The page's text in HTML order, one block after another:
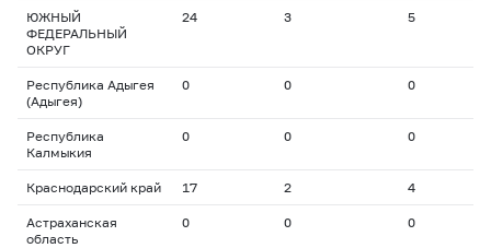
ЮЖНЫЙ
ФЕДЕРАЛЬНЫЙ
ОКРУГ
24 3 5
Республика Адыгея
(Адыгея)
0 0 0
Республика
Калмыкия
0 0 0
Краснодарский край 17 2 4
Астраханская
область
0 0 0